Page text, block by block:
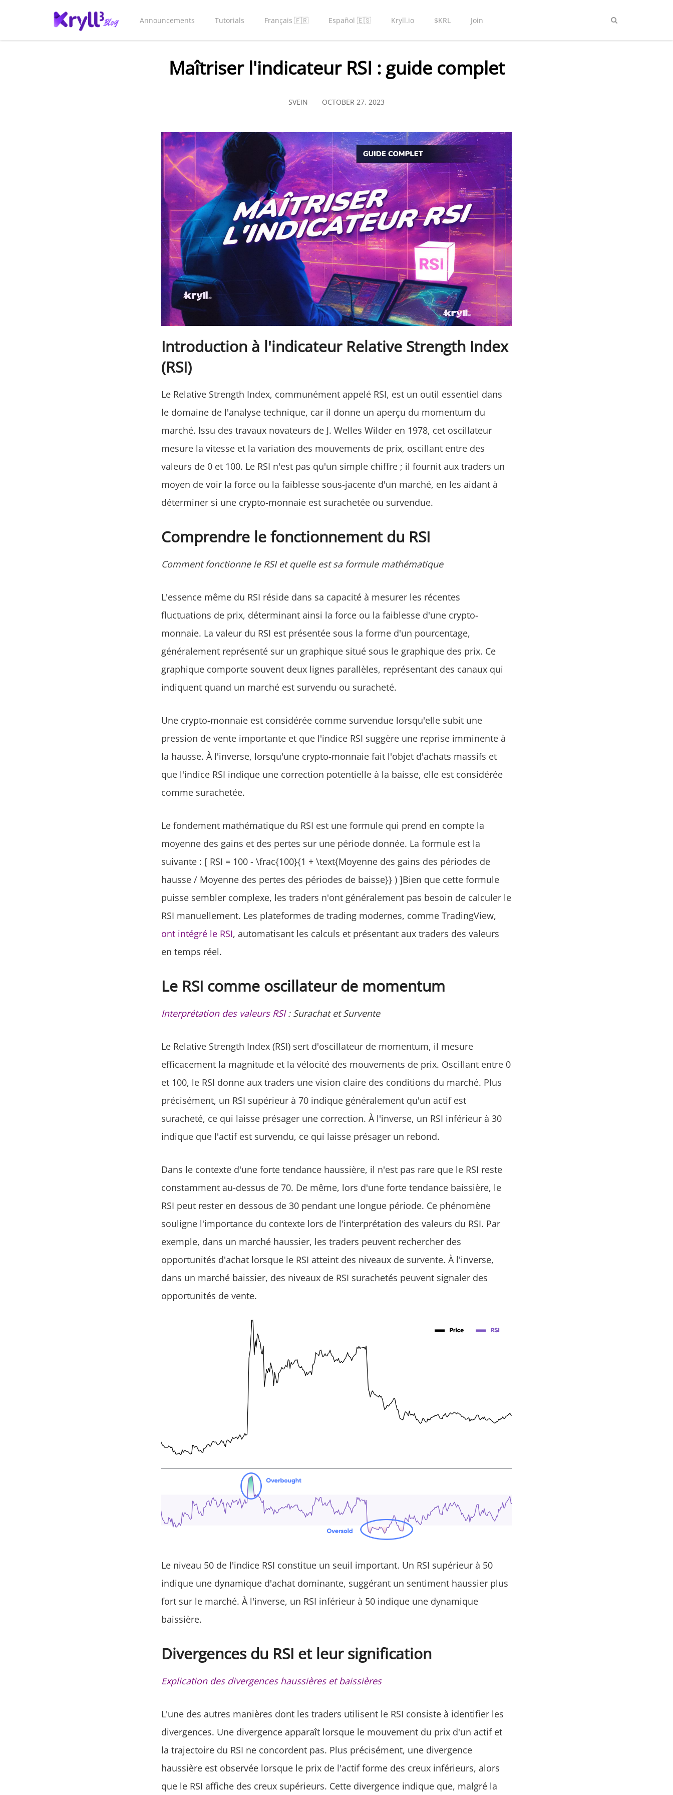
Announcements Tutorials Français 🇫🇷 Español 🇪🇸 Kryll.io $KRL Join
Maîtriser l'indicateur RSI : guide complet
SVEIN OCTOBER 27, 2023
Introduction à l'indicateur Relative Strength Index
(RSI)
Le Relative Strength Index, communément appelé RSI, est un outil essentiel dans
le domaine de l'analyse technique, car il donne un aperçu du momentum du
marché. Issu des travaux novateurs de J. Welles Wilder en 1978, cet oscillateur
mesure la vitesse et la variation des mouvements de prix, oscillant entre des
valeurs de 0 et 100. Le RSI n'est pas qu'un simple chiffre ; il fournit aux traders un
moyen de voir la force ou la faiblesse sous-jacente d'un marché, en les aidant à
déterminer si une crypto-monnaie est surachetée ou survendue.
Comprendre le fonctionnement du RSI
Comment fonctionne le RSI et quelle est sa formule mathématique
L'essence même du RSI réside dans sa capacité à mesurer les récentes
fluctuations de prix, déterminant ainsi la force ou la faiblesse d'une crypto-
monnaie. La valeur du RSI est présentée sous la forme d'un pourcentage,
généralement représenté sur un graphique situé sous le graphique des prix. Ce
graphique comporte souvent deux lignes parallèles, représentant des canaux qui
indiquent quand un marché est survendu ou suracheté.
Une crypto-monnaie est considérée comme survendue lorsqu'elle subit une
pression de vente importante et que l'indice RSI suggère une reprise imminente à
la hausse. À l'inverse, lorsqu'une crypto-monnaie fait l'objet d'achats massifs et
que l'indice RSI indique une correction potentielle à la baisse, elle est considérée
comme surachetée.
Le fondement mathématique du RSI est une formule qui prend en compte la
moyenne des gains et des pertes sur une période donnée. La formule est la
suivante : [ RSI = 100 - \frac{100}{1 + \text{Moyenne des gains des périodes de
hausse / Moyenne des pertes des périodes de baisse}} ) ]Bien que cette formule
puisse sembler complexe, les traders n'ont généralement pas besoin de calculer le
RSI manuellement. Les plateformes de trading modernes, comme TradingView,
ont intégré le RSI, automatisant les calculs et présentant aux traders des valeurs
en temps réel.
Le RSI comme oscillateur de momentum
Interprétation des valeurs RSI: Surachat et Survente
Le Relative Strength Index (RSI) sert d'oscillateur de momentum, il mesure
efficacement la magnitude et la vélocité des mouvements de prix. Oscillant entre 0
et 100, le RSI donne aux traders une vision claire des conditions du marché. Plus
précisément, un RSI supérieur à 70 indique généralement qu'un actif est
suracheté, ce qui laisse présager une correction. À l'inverse, un RSI inférieur à 30
indique que l'actif est survendu, ce qui laisse présager un rebond.
Dans le contexte d'une forte tendance haussière, il n'est pas rare que le RSI reste
constamment au-dessus de 70. De même, lors d'une forte tendance baissière, le
RSI peut rester en dessous de 30 pendant une longue période. Ce phénomène
souligne l'importance du contexte lors de l'interprétation des valeurs du RSI. Par
exemple, dans un marché haussier, les traders peuvent rechercher des
opportunités d'achat lorsque le RSI atteint des niveaux de survente. À l'inverse,
dans un marché baissier, des niveaux de RSI surachetés peuvent signaler des
opportunités de vente.
Le niveau 50 de l'indice RSI constitue un seuil important. Un RSI supérieur à 50
indique une dynamique d'achat dominante, suggérant un sentiment haussier plus
fort sur le marché. À l'inverse, un RSI inférieur à 50 indique une dynamique
baissière.
Divergences du RSI et leur signification
Explication des divergences haussières et baissières
L'une des autres manières dont les traders utilisent le RSI consiste à identifier les
divergences. Une divergence apparaît lorsque le mouvement du prix d'un actif et
la trajectoire du RSI ne concordent pas. Plus précisément, une divergence
haussière est observée lorsque le prix de l'actif forme des creux inférieurs, alors
que le RSI affiche des creux supérieurs. Cette divergence indique que, malgré la